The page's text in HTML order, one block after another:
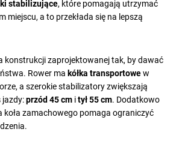
stabilizujące, które pomagają utrzymać
miejscu, a to przekłada się na lepszą
konstrukcji zaprojektowanej tak, by dawać
Rower ma kółka transportowew
a szerokie stabilizatory zwiększają
jazdy:przód 45 cm itył 55 cm. Dodatkowo
koła zamachowego pomaga ograniczyć